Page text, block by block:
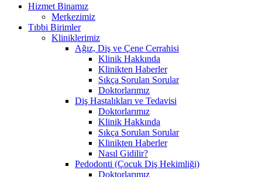
Hizmet Binamız
Merkezimiz
Tıbbi Birimler
Kliniklerimiz
Ağız, Diş ve Çene Cerrahisi
Klinik Hakkında
Klinikten Haberler
Sıkça Sorulan Sorular
Doktorlarımız
Diş Hastalıkları ve Tedavisi
Doktorlarımız
Klinik Hakkında
Sıkça Sorulan Sorular
Klinikten Haberler
Nasıl Gidilir?
Pedodonti (Çocuk Diş Hekimliği)
Doktorlarımız